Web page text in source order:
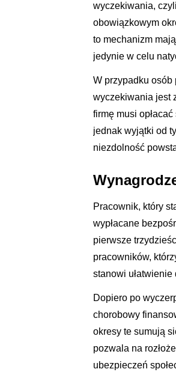
wyczekiwania,
obowiązkowym
to mechanizm
jedynie w celu
W przypadku osób
wyczekiwania jest
firmę musi
jednak wyjątki od
niezdolność
Pracownik, który
wypłacane
pierwsze
pracowników,
stanowi
Dopiero po
chorobowy
okresy te sumują
pozwala na
ubezpieczeń